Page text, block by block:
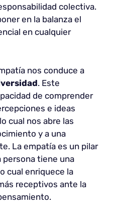
colectiva.
en la balanza el
en cualquier
nos conduce a
. Este
de comprender
e ideas
cual nos abre las
y a una
La empatía es un pilar
persona tiene una
cual enriquece la
receptivos ante la